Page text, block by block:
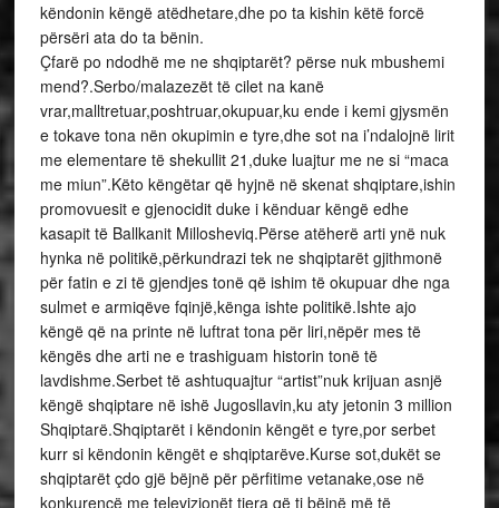
këndonin këngë atëdhetare,dhe po ta kishin këtë forcë
përsëri ata do ta bënin.
Çfarë po ndodhë me ne shqiptarët? përse nuk mbushemi
mend?.Serbo/malazezët të cilet na kanë
vrar,malltretuar,poshtruar,okupuar,ku ende i kemi gjysmën
e tokave tona nën okupimin e tyre,dhe sot na i’ndalojnë lirit
me elementare të shekullit 21,duke luajtur me ne si “maca
me miun”.Këto këngëtar që hyjnë në skenat shqiptare,ishin
promovuesit e gjenocidit duke i kënduar këngë edhe
kasapit të Ballkanit Millosheviq.Përse atëherë arti ynë nuk
hynka në politikë,përkundrazi tek ne shqiptarët gjithmonë
për fatin e zi të gjendjes tonë që ishim të okupuar dhe nga
sulmet e armiqëve fqinjë,kënga ishte politikë.Ishte ajo
këngë që na printe në luftrat tona për liri,nëpër mes të
këngës dhe arti ne e trashiguam historin tonë të
lavdishme.Serbet të ashtuquajtur “artist”nuk krijuan asnjë
këngë shqiptare në ishë Jugosllavin,ku aty jetonin 3 million
Shqiptarë.Shqiptarët i këndonin këngët e tyre,por serbet
kurr si këndonin këngët e shqiptarëve.Kurse sot,dukët se
shqiptarët çdo gjë bëjnë për përfitime vetanake,ose në
konkurencë me televizionët tjera që ti bëjnë më të